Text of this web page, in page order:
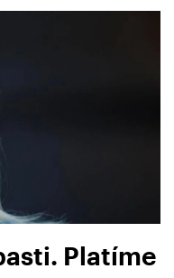
Platíme